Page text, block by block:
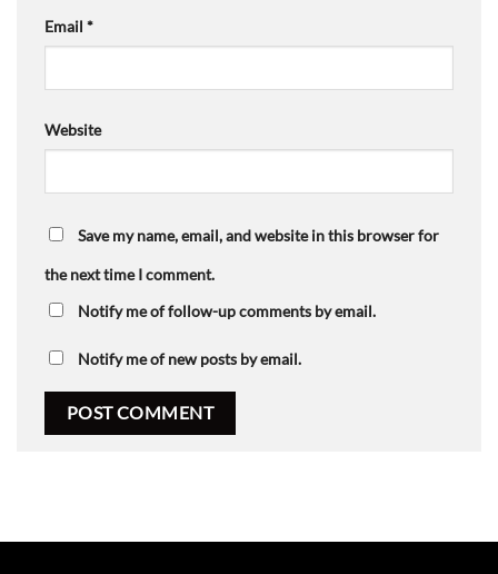
Email *
Website
Save my name, email, and website in this browser for
the next time I comment.
Notify me of follow-up comments by email.
Notify me of new posts by email.